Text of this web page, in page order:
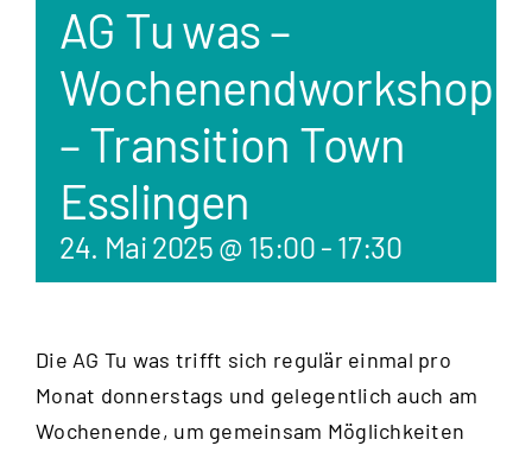
AG Tu was –
Wochenendworkshop
– Transition Town
Esslingen
24. Mai 2025 @ 15:00 - 17:30
Die AG Tu was trifft sich regulär einmal pro
Monat donnerstags und gelegentlich auch am
Wochenende, um gemeinsam Möglichkeiten